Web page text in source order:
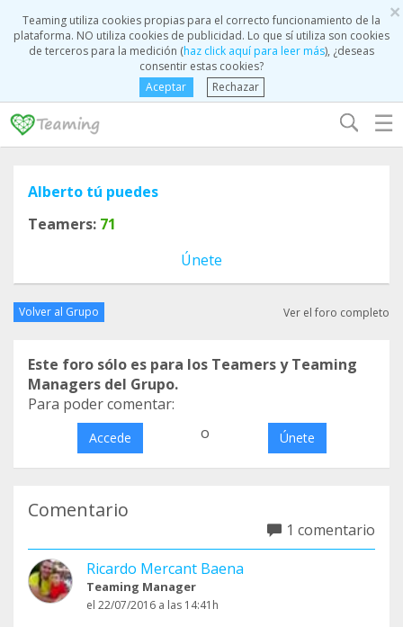
×
Teaming utiliza cookies propias para el correcto funcionamiento de la
plataforma. NO utiliza cookies de publicidad. Lo que sí utiliza son cookies
de terceros para la medición (haz click aquí para leer más), ¿deseas
consentir estas cookies?
Aceptar
Rechazar
☰
Alberto tú puedes
Teamers: 71
Únete
Volver al Grupo Ver el foro completo
Este foro sólo es para los Teamers y Teaming
Managers del Grupo.
Para poder comentar:
Accede o Únete
Comentario
1 comentario
Ricardo Mercant Baena
Teaming Manager
el 22/07/2016 a las 14:41h